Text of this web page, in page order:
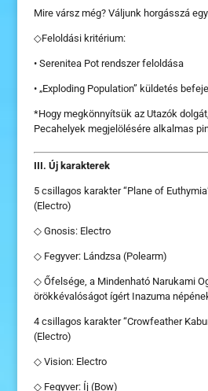
Mire vársz még? Váljunk horgásszá
◇Feloldási kritérium:
• Serenitea Pot rendszer feloldása
• „Exploding Population” küldetés
*Hogy megkönnyítsük az Utazók
Pecahelyek megjelölésére alkalmas
III. Új karakterek
5 csillagos karakter “Plane of
(Electro)
◇ Gnosis: Electro
◇ Fegyver: Lándzsa (Polearm)
◇ Őfelsége, a Mindenható Narukami
örökkévalóságot ígért Inazuma
4 csillagos karakter “Crowfeather
(Electro)
◇ Vision: Electro
◇ Fegyver: Íj (Bow)